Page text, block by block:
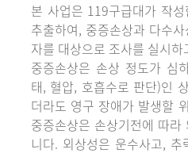
본 사업은 119구급대가 작
추출하여, 중증손상과 다수
자를 대상으로 조사를 실시하
중증손상은 손상 정도가 심
태, 혈압, 호흡수로 판단)인
더라도 영구 장애가 발생할
중증손상은 손상기전에 따
니다. 외상성은 운수사고,